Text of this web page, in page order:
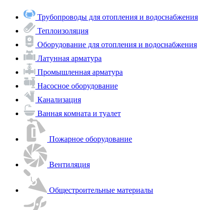
Трубопроводы для отопления и водоснабжения
Теплоизоляция
Оборудование для отопления и водоснабжения
Латунная арматура
Промышленная арматура
Насосное оборудование
Канализация
Ванная комната и туалет
Пожарное оборудование
Вентиляция
Общестроительные материалы